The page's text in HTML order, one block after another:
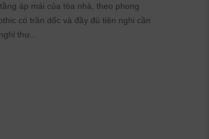
áp mái của tòa nhà, theo phong
có trần dốc và đầy đủ tiện nghi cần
thư...